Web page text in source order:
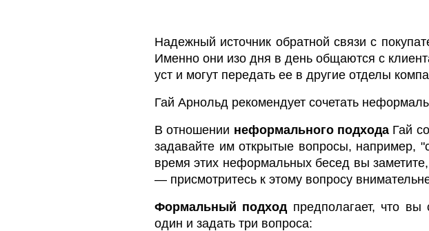
Надежный источник обратной связи с
Именно они изо дня в день общаются с
уст и могут передать ее в другие отделы
Гай Арнольд рекомендует сочетать
В отношении неформального подхода Гай
задавайте им открытые вопросы, например,
время этих неформальных бесед вы
— присмотритесь к этому вопросу
Формальный подходпредполагает, что вы
один и задать три вопроса: